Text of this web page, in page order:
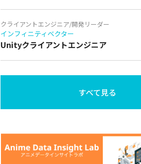
クライアントエンジニア/開発リーダー
インフィニティベクター
Unityクライアントエンジニア
すべて見る